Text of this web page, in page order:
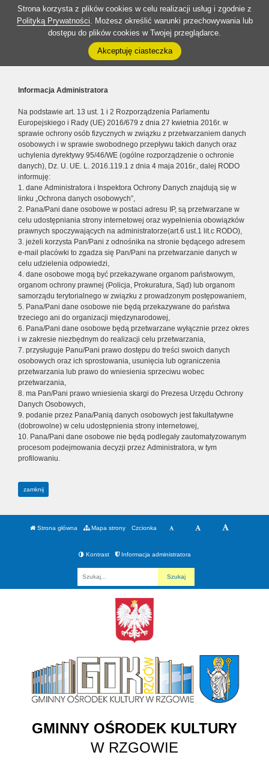
Strona korzysta z plików cookies w celu realizacji usług i zgodnie z
Polityką Prywatności. Możesz określić warunki przechowywania lub
dostępu do plików cookies w Twojej przeglądarce.
Akceptuję ciasteczka
Informacja Administratora
Na podstawie art. 13 ust. 1 i 2 Rozporządzenia Parlamentu
Europejskiego i Rady (UE) 2016/679 z dnia 27 kwietnia 2016r. w
sprawie ochrony osób fizycznych w związku z przetwarzaniem danych
osobowych i w sprawie swobodnego przepływu takich danych oraz
uchylenia dyrektywy 95/46/WE (ogólne rozporządzenie o ochronie
danych), Dz. U. UE. L. 2016.119.1 z dnia 4 maja 2016r., dalej RODO
informuję:
1. dane Administratora i Inspektora Ochrony Danych znajdują się w
linku „Ochrona danych osobowych”,
2. Pana/Pani dane osobowe w postaci adresu IP, są przetwarzane w
celu udostępniania strony internetowej oraz wypełnienia obowiązków
prawnych spoczywających na administratorze(art.6 ust.1 lit.c RODO),
3. jeżeli korzysta Pan/Pani z odnośnika na stronie będącego adresem
e-mail placówki to zgadza się Pan/Pani na przetwarzanie danych w
celu udzielenia odpowiedzi,
4. dane osobowe mogą być przekazywane organom państwowym,
organom ochrony prawnej (Policja, Prokuratura, Sąd) lub organom
samorządu terytorialnego w związku z prowadzonym postępowaniem,
5. Pana/Pani dane osobowe nie będą przekazywane do państwa
trzeciego ani do organizacji międzynarodowej,
6. Pana/Pani dane osobowe będą przetwarzane wyłącznie przez okres
i w zakresie niezbędnym do realizacji celu przetwarzania,
7. przysługuje Panu/Pani prawo dostępu do treści swoich danych
osobowych oraz ich sprostowania, usunięcia lub ograniczenia
przetwarzania lub prawo do wniesienia sprzeciwu wobec
przetwarzania,
8. ma Pan/Pani prawo wniesienia skargi do Prezesa Urzędu Ochrony
Danych Osobowych,
9. podanie przez Pana/Panią danych osobowych jest fakultatywne
(dobrowolne) w celu udostępnienia strony internetowej,
10. Pana/Pani dane osobowe nie będą podlegały zautomatyzowanym
procesom podejmowania decyzji przez Administratora, w tym
profilowaniu.
zamknij
Strona główna Mapa strony Czcionka
Kontrast Informacja administratora
GMINNY OŚRODEK KULTURY
W RZGOWIE